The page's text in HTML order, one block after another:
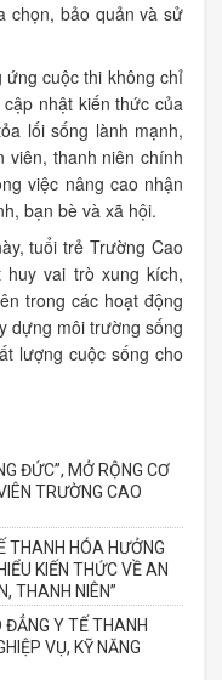
chọn, bảo quản và sử
cuộc thi không chỉ
nhật kiến thức của
lối sống lành mạnh,
viên, thanh niên chính
việc nâng cao nhận
bạn bè và xã hội.
tuổi trẻ Trường Cao
vai trò xung kích,
trong các hoạt động
dựng môi trường sống
lượng cuộc sống cho
ĐỨC”, MỞ RỘNG CƠ
TRƯỜNG CAO
THANH HÓA HƯỞNG
KIẾN THỨC VỀ AN
THANH NIÊN”
Y TẾ THANH
VỤ, KỸ NĂNG